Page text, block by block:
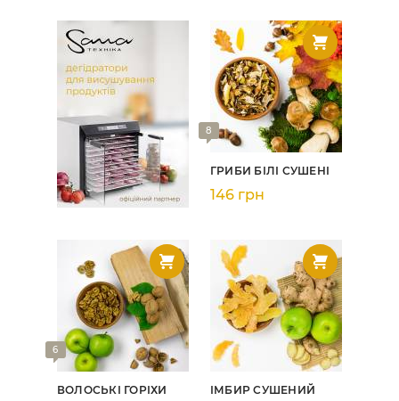
8
ГРИБИ БІЛІ СУШЕНІ
146 грн
6
ВОЛОСЬКІ ГОРІХИ
ІМБИР СУШЕНИЙ